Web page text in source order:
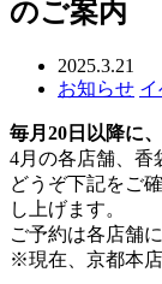
のご案内
2025.3.21
お知らせ
毎月20日以降に
4月の各店舗、香
どうぞ下記をご
し上げます。
ご予約は各店舗
※現在、京都本